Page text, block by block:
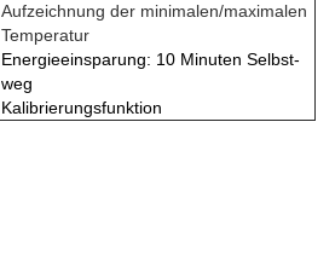
Aufzeichnung der minimalen/maximalen
Temperatur
Energieeinsparung: 10 Minuten Selbst-
weg
Kalibrierungsfunktion